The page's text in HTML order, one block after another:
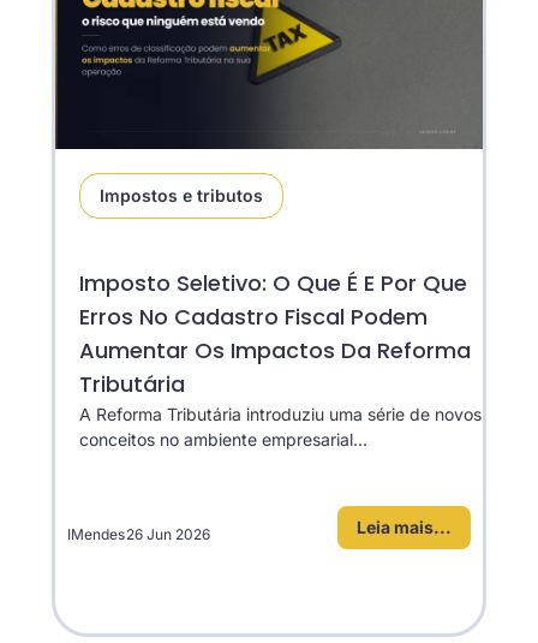
Impostos e tributos
Imposto Seletivo: O Que É E Por Que
Erros No Cadastro Fiscal Podem
Aumentar Os Impactos Da Reforma
Tributária
A Reforma Tributária introduziu uma série de novos
conceitos no ambiente empresarial...
Leia mais...
IMendes26 Jun 2026